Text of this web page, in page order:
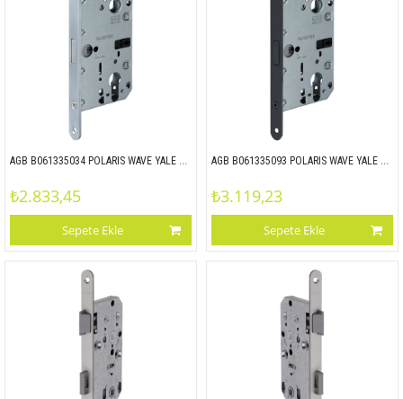
AGB B061335034 POLARIS WAVE YALE KİLİT 18x196 mm MAT KROM
₺2.833,45
Sepete Ekle
AGB B061335093 POLARIS WAVE YALE KİLİT 18x196 mm MAT SİYAH
₺3.119,23
Sepete Ekle